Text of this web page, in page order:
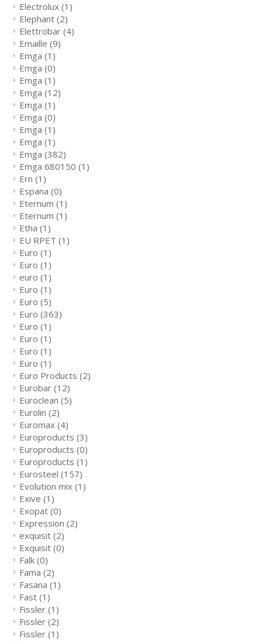
Electrolux (1)
Elephant (2)
Elettrobar (4)
Emaille (9)
Emga (1)
Emga (0)
Emga (1)
Emga (12)
Emga (1)
Emga (0)
Emga (1)
Emga (1)
Emga (382)
Emga 680150 (1)
Ern (1)
Espana (0)
Eternum (1)
Eternum (1)
Etha (1)
EU RPET (1)
Euro (1)
Euro (1)
euro (1)
Euro (1)
Euro (5)
Euro (363)
Euro (1)
Euro (1)
Euro (1)
Euro (1)
Euro Products (2)
Eurobar (12)
Euroclean (5)
Eurolin (2)
Euromax (4)
Europroducts (3)
Europroducts (0)
Europroducts (1)
Eurosteel (157)
Evolution mix (1)
Exive (1)
Exopat (0)
Expression (2)
exquisit (2)
Exquisit (0)
Falk (0)
Fama (2)
Fasana (1)
Fast (1)
Fissler (1)
Fissler (2)
Fissler (1)